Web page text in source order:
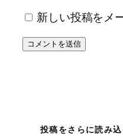
新しい投稿をメ
投稿をさらに読み